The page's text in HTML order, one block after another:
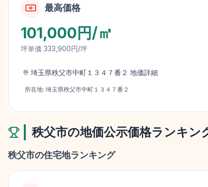
最高価格
101,000円/㎡
坪単価 333,900円/坪
埼玉県秩父市中町１３４７番２ 地価詳細
所在地: 埼玉県秩父市中町１３４７番２
秩父市の地価公示価格ランキン
秩父市の住宅地ランキング